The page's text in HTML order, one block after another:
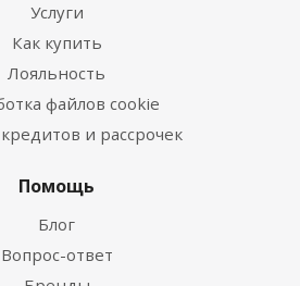
Услуги
Как купить
Лояльность
файлов cookie
и рассрочек
Помощь
Блог
Вопрос-ответ